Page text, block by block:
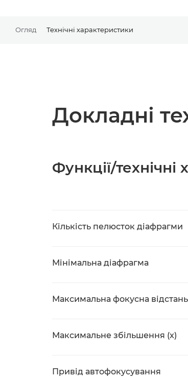
Огляд Технічні характеристики
Докладні
Функції/
Кількість пелюсток діафрагми
Мінімальна діафрагма
Максимальна фокусна
Максимальне збільшення (x)
Привід автофокусування